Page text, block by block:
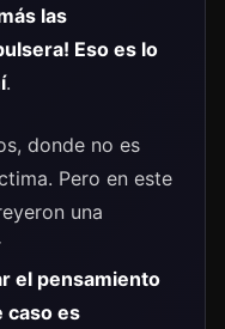
las
Eso es lo
.
donde no es
Pero en este
una
el pensamiento
caso es